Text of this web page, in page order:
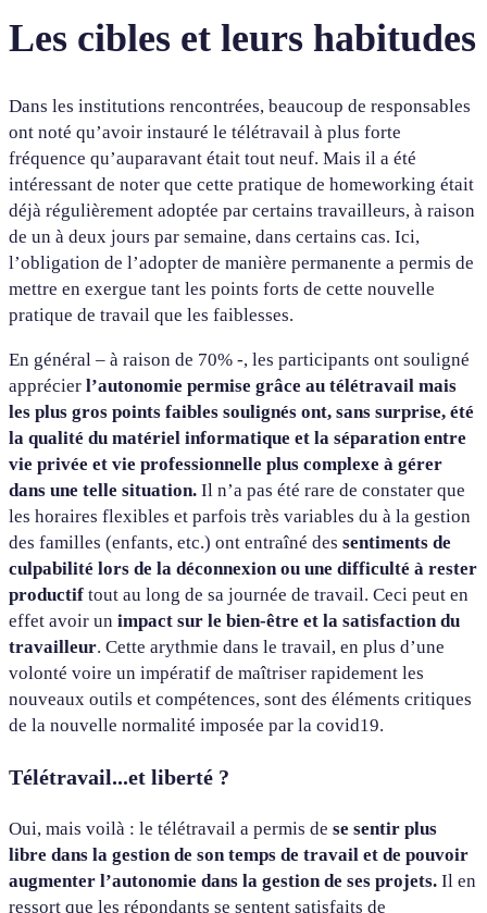
Les cibles et leurs habitudes
Dans les institutions rencontrées, beaucoup de responsables
ont noté qu’avoir instauré le télétravail à plus forte
fréquence qu’auparavant était tout neuf. Mais il a été
intéressant de noter que cette pratique de homeworking était
déjà régulièrement adoptée par certains travailleurs, à raison
de un à deux jours par semaine, dans certains cas. Ici,
l’obligation de l’adopter de manière permanente a permis de
mettre en exergue tant les points forts de cette nouvelle
pratique de travail que les faiblesses.
En général – à raison de 70% -, les participants ont souligné
apprécier l’autonomie permise grâce au télétravail mais
les plus gros points faibles soulignés ont, sans surprise, été
la qualité du matériel informatique et la séparation entre
vie privée et vie professionnelle plus complexe à gérer
dans une telle situation. Il n’a pas été rare de constater que
les horaires flexibles et parfois très variables du à la gestion
des familles (enfants, etc.) ont entraîné des sentiments de
culpabilité lors de la déconnexion ou une difficulté à rester
productif tout au long de sa journée de travail. Ceci peut en
effet avoir un impact sur le bien-être et la satisfaction du
travailleur. Cette arythmie dans le travail, en plus d’une
volonté voire un impératif de maîtriser rapidement les
nouveaux outils et compétences, sont des éléments critiques
de la nouvelle normalité imposée par la covid19.
Télétravail...et liberté ?
Oui, mais voilà : le télétravail a permis de se sentir plus
libre dans la gestion de son temps de travail et de pouvoir
augmenter l’autonomie dans la gestion de ses projets. Il en
ressort que les répondants se sentent satisfaits de